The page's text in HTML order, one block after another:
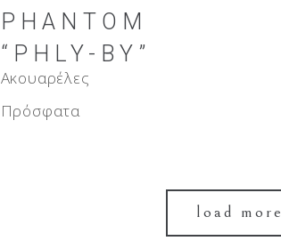
PHANTOM
“PHLY-BY”
Ακουαρέλες
Πρόσφατα
load more